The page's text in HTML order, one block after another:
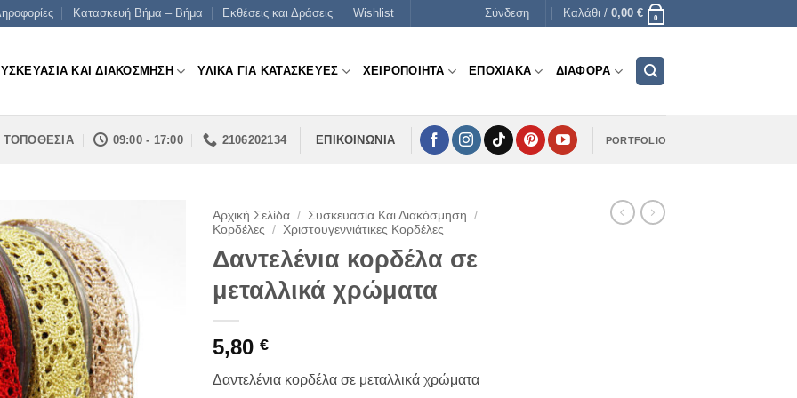
Κατασκευή Βήμα – Βήμα Εκθέσεις και Δράσεις Wishlist Σύνδεση Καλάθι / 0,00 € 0
ΚΑΙ ΔΙΑΚΟΣΜΗΣΗ ΥΛΙΚΑ ΓΙΑ ΚΑΤΑΣΚΕΥΕΣ ΧΕΙΡΟΠΟΙΗΤΑ ΕΠΟΧΙΑΚΑ ΔΙΑΦΟΡΑ
ΤΟΠΟΘΕΣΙΑ 09:00 - 17:00 2106202134 ΕΠΙΚΟΙΝΩΝΙΑ PORTFOLIO
Αρχική Σελίδα / Συσκευασία Και Διακόσμηση
/
Κορδέλες
/ Χριστουγεννιάτικες Κορδέλες
Δαντελένια κορδέλα σε
μεταλλικά χρώματα
5,80 €
Δαντελένια κορδέλα σε μεταλλικά χρώματα